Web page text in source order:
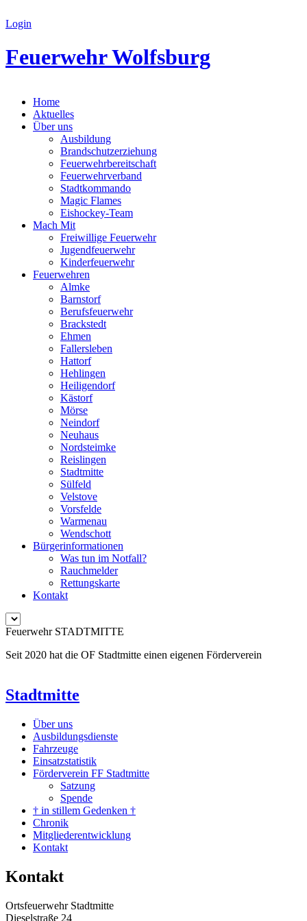
Login
Feuerwehr Wolfsburg
Home
Aktuelles
Über uns
Ausbildung
Brandschutzerziehung
Feuerwehrbereitschaft
Feuerwehrverband
Stadtkommando
Magic Flames
Eishockey-Team
Mach Mit
Freiwillige Feuerwehr
Jugendfeuerwehr
Kinderfeuerwehr
Feuerwehren
Almke
Barnstorf
Berufsfeuerwehr
Brackstedt
Ehmen
Fallersleben
Hattorf
Hehlingen
Heiligendorf
Kästorf
Mörse
Neindorf
Neuhaus
Nordsteimke
Reislingen
Stadtmitte
Sülfeld
Velstove
Vorsfelde
Warmenau
Wendschott
Bürgerinformationen
Was tun im Notfall?
Rauchmelder
Rettungskarte
Kontakt
Feuerwehr STADTMITTE
Seit 2020 hat die OF Stadtmitte einen eigenen Förderverein
Stadtmitte
Über uns
Ausbildungsdienste
Fahrzeuge
Einsatzstatistik
Förderverein FF Stadtmitte
Satzung
Spende
† in stillem Gedenken †
Chronik
Mitgliederentwicklung
Kontakt
Kontakt
Ortsfeuerwehr Stadtmitte
Dieselstraße 24